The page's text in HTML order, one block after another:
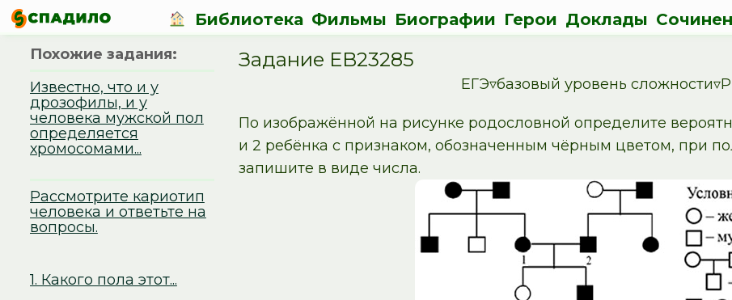
Библиотека Фильмы Биографии Герои Доклады
Задание EB23285
ЕГЭ▿базовый уровень
По изображённой на рисунке родословной определите
и 2 ребёнка с признаком, обозначенным чёрным цветом, при
запишите в виде числа.
Похожие задания:
Известно, что и у
дрозофилы, и у
человека мужской пол
определяется
хромосомами...
Рассмотрите кариотип
человека и ответьте на
вопросы.
1. Какого пола этот...